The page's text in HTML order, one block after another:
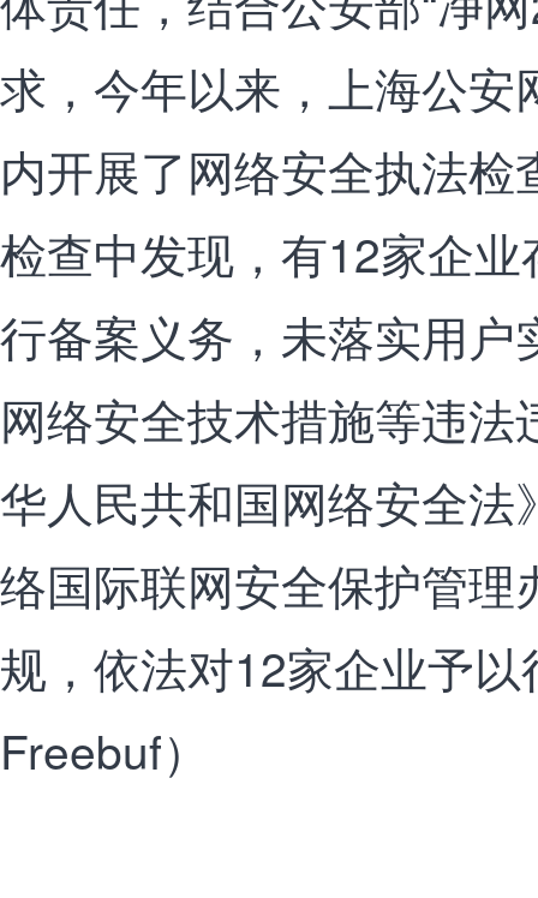
求，今年以来，上海公安
内开展了网络安全执法
检查中发现，有12家企
行备案义务，未落实用户
网络安全技术措施等违
华人民共和国网络安全法
络国际联网安全保护管理
规，依法对12家企业予
Freebuf）